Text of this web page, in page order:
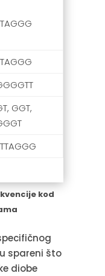
GGT,
kod
spareni što
diobe